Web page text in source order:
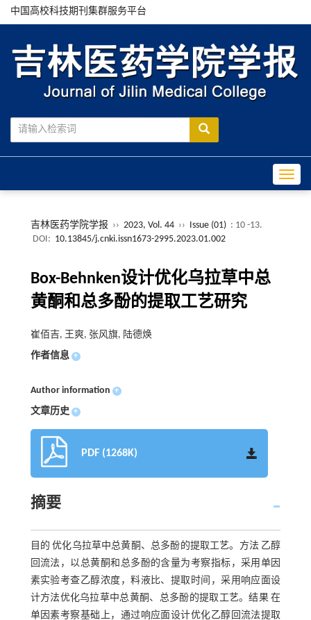
中国高校科技期刊集群服务平台
吉林医药学院学报 ›› 2023, Vol. 44 ›› Issue (01) : 10 -13.
DOI: 10.13845/j.cnki.issn1673-2995.2023.01.002
Box-Behnken设计优化乌拉草中总
黄酮和总多酚的提取工艺研究
崔佰吉, 王爽, 张风旗, 陆德焕
作者信息 +
Author information +
文章历史 +
PDF (1268K)
摘要
目的 优化乌拉草中总黄酮、总多酚的提取工艺。方法 乙醇
回流法，以总黄酮和总多酚的含量为考察指标，采用单因
素实验考查乙醇浓度，料液比、提取时间，采用响应面设
计方法优化乌拉草中总黄酮、总多酚的提取工艺。结果 在
单因素考察基础上，通过响应面设计优化乙醇回流法提取